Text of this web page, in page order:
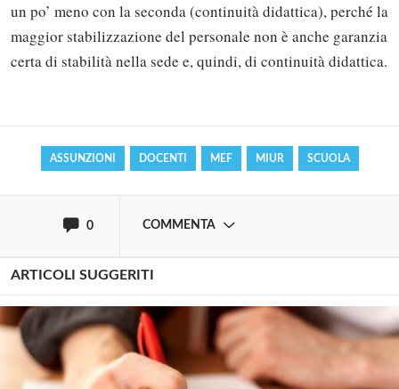
un po’ meno con la seconda (continuità didattica), perché la
maggior stabilizzazione del personale non è anche garanzia
certa di stabilità nella sede e, quindi, di continuità didattica.
ASSUNZIONI DOCENTI MEF MIUR SCUOLA
0 COMMENTA
Solo gli utenti registrati possono
commentare!
ARTICOLI SUGGERITI